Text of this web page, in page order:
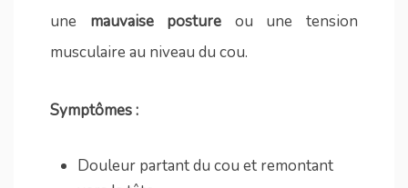
une mauvaise posture ou une tension
musculaire au niveau du cou.
Symptômes :
Douleur partant du cou et remontant